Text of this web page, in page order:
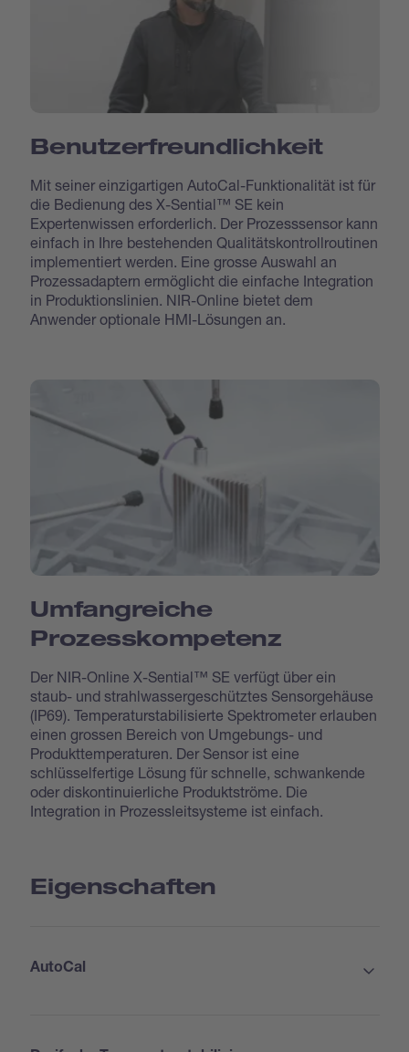
Benutzerfreundlichkeit
Mit seiner einzigartigen AutoCal-Funktionalität ist für
die Bedienung des X-Sential™ SE kein
Expertenwissen erforderlich. Der Prozesssensor kann
einfach in Ihre bestehenden Qualitätskontrollroutinen
implementiert werden. Eine grosse Auswahl an
Prozessadaptern ermöglicht die einfache Integration
in Produktionslinien. NIR-Online bietet dem
Anwender optionale HMI-Lösungen an.
Umfangreiche
Prozesskompetenz
Der NIR-Online X-Sential™ SE verfügt über ein
staub- und strahlwassergeschütztes Sensorgehäuse
(IP69). Temperaturstabilisierte Spektrometer erlauben
einen grossen Bereich von Umgebungs- und
Produkttemperaturen. Der Sensor ist eine
schlüsselfertige Lösung für schnelle, schwankende
oder diskontinuierliche Produktströme. Die
Integration in Prozessleitsysteme ist einfach.
Eigenschaften
AutoCal